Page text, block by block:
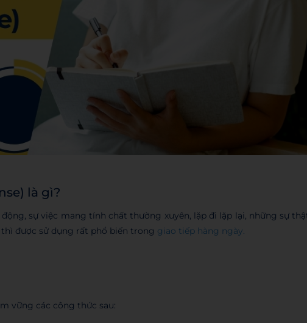
là gì?
sự việc mang tính chất thường xuyên, lặp đi lặp lại, những sự
được sử dụng rất phổ biến trong giao tiếp hàng ngày.
vững các công thức sau: